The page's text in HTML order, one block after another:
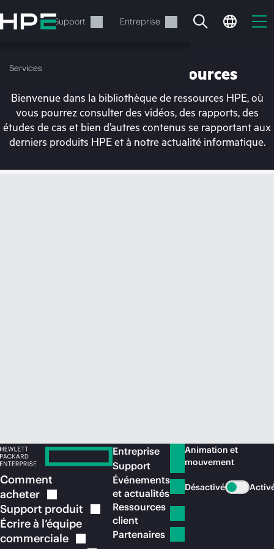
au
contenu
Services Support Entreprise
Services
Votre panier est
Bibliothèque de ressources
Bienvenue dans la bibliothèque de ressources HPE, où
vous pourrez consulter des vidéos, des rapports, des
études de cas et bien d’autres contenus se rapportant aux
derniers produits HPE et à notre actualité informatique.
Comment
acheter
Support produit
Écrire à l’équipe
commerciale
Entreprise
Support
Événements
et actualités
Ressources
client
Partenaires
Animation et
mouvement
Désactivé